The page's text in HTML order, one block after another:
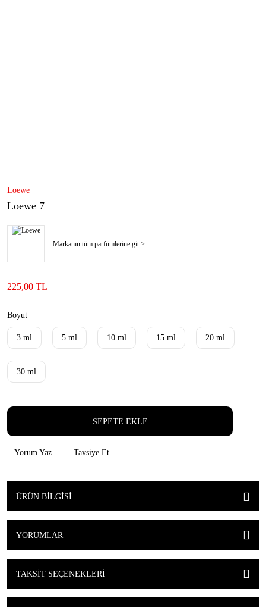
Loewe
Loewe 7
Markanın tüm parfümlerine git >
225,00 TL
Boyut
3 ml 5 ml 10 ml 15 ml 20 ml
30 ml
SEPETE EKLE
Yorum Yaz Tavsiye Et
ÜRÜN BILGISI
YORUMLAR
TAKSIT SEÇENEKLERI